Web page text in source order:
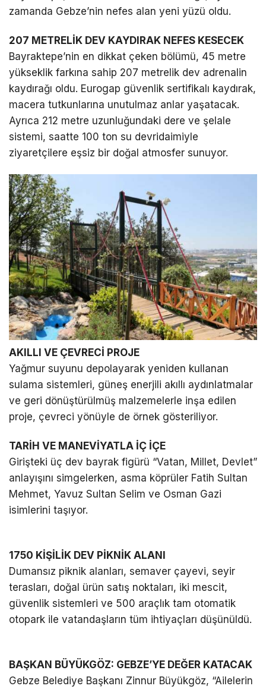
zamanda Gebze’nin nefes alan yeni yüzü oldu.
207 METRELİK DEV KAYDIRAK NEFES KESECEK
Bayraktepe’nin en dikkat çeken bölümü, 45 metre
yükseklik farkına sahip 207 metrelik dev adrenalin
kaydırağı oldu. Eurogap güvenlik sertifikalı kaydırak,
macera tutkunlarına unutulmaz anlar yaşatacak.
Ayrıca 212 metre uzunluğundaki dere ve şelale
sistemi, saatte 100 ton su devridaimiyle
ziyaretçilere eşsiz bir doğal atmosfer sunuyor.
AKILLI VE ÇEVRECİ PROJE
Yağmur suyunu depolayarak yeniden kullanan
sulama sistemleri, güneş enerjili akıllı aydınlatmalar
ve geri dönüştürülmüş malzemelerle inşa edilen
proje, çevreci yönüyle de örnek gösteriliyor.
TARİH VE MANEVİYATLA İÇ İÇE
Girişteki üç dev bayrak figürü “Vatan, Millet, Devlet”
anlayışını simgelerken, asma köprüler Fatih Sultan
Mehmet, Yavuz Sultan Selim ve Osman Gazi
isimlerini taşıyor.
1750 KİŞİLİK DEV PİKNİK ALANI
Dumansız piknik alanları, semaver çayevi, seyir
terasları, doğal ürün satış noktaları, iki mescit,
güvenlik sistemleri ve 500 araçlık tam otomatik
otopark ile vatandaşların tüm ihtiyaçları düşünüldü.
BAŞKAN BÜYÜKGÖZ: GEBZE’YE DEĞER KATACAK
Gebze Belediye Başkanı Zinnur Büyükgöz, “Ailelerin